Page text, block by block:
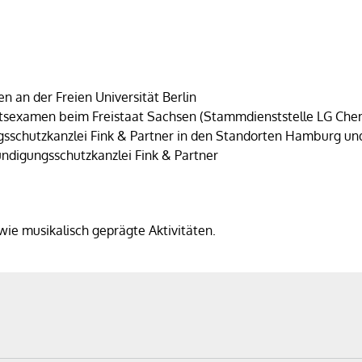
an der Freien Universität Berlin
beim Freistaat Sachsen (Stammdienststelle LG
Fink & Partner in den Standorten Hamburg
Fink & Partner
musikalisch geprägte Aktivitäten.